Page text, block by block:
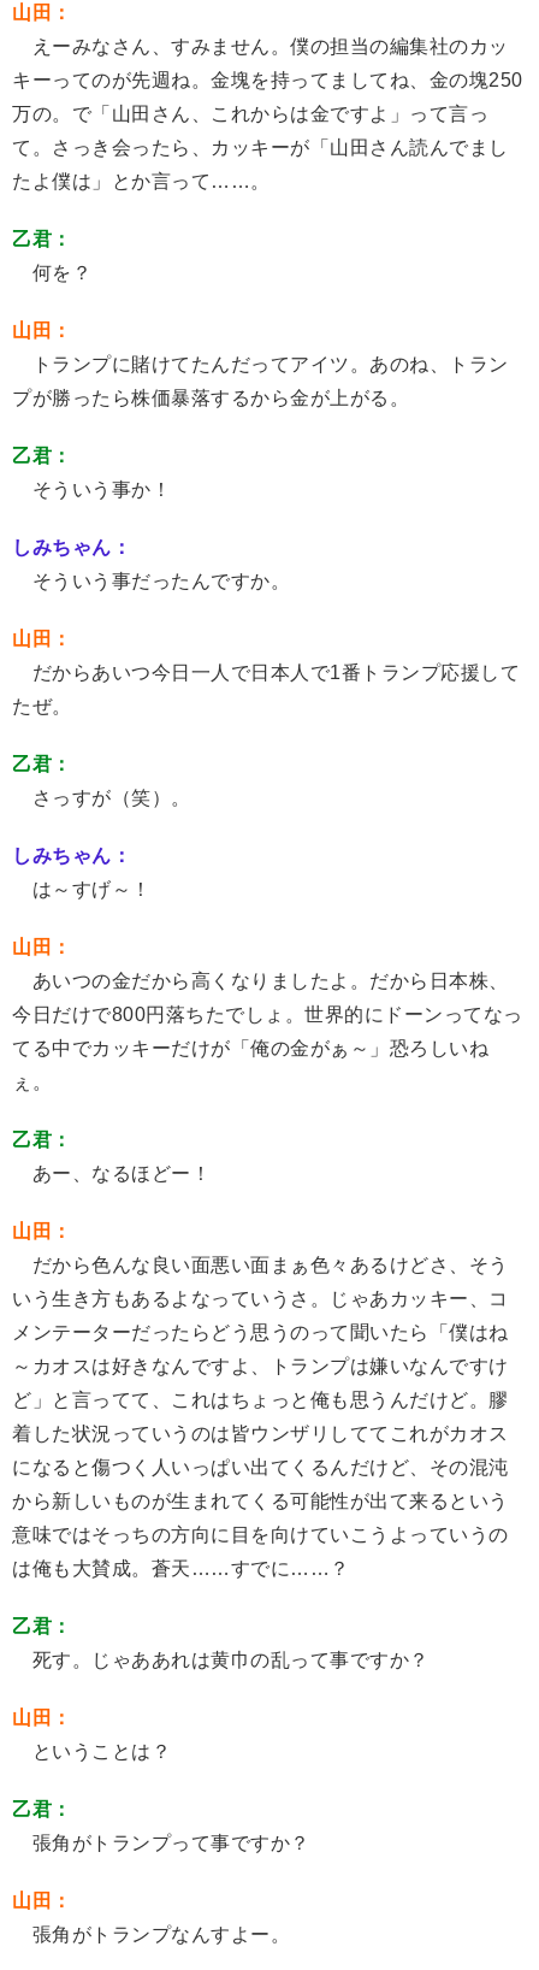
山田：
えーみなさん、すみません。僕の担当の編集社のカッ
キーってのが先週ね。金塊を持ってましてね、金の塊250
万の。で「山田さん、これからは金ですよ」って言っ
て。さっき会ったら、カッキーが「山田さん読んでまし
たよ僕は」とか言って……。
乙君：
何を？
山田：
トランプに賭けてたんだってアイツ。あのね、トラン
プが勝ったら株価暴落するから金が上がる。
乙君：
そういう事か！
しみちゃん：
そういう事だったんですか。
山田：
だからあいつ今日一人で日本人で1番トランプ応援して
たぜ。
乙君：
さっすが（笑）。
しみちゃん：
は～すげ～！
山田：
あいつの金だから高くなりましたよ。だから日本株、
今日だけで800円落ちたでしょ。世界的にドーンってなっ
てる中でカッキーだけが「俺の金がぁ～」恐ろしいね
ぇ。
乙君：
あー、なるほどー！
山田：
だから色んな良い面悪い面まぁ色々あるけどさ、そう
いう生き方もあるよなっていうさ。じゃあカッキー、コ
メンテーターだったらどう思うのって聞いたら「僕はね
～カオスは好きなんですよ、トランプは嫌いなんですけ
ど」と言ってて、これはちょっと俺も思うんだけど。膠
着した状況っていうのは皆ウンザリしててこれがカオス
になると傷つく人いっぱい出てくるんだけど、その混沌
から新しいものが生まれてくる可能性が出て来るという
意味ではそっちの方向に目を向けていこうよっていうの
は俺も大賛成。蒼天……すでに……？
乙君：
死す。じゃああれは黄巾の乱って事ですか？
山田：
ということは？
乙君：
張角がトランプって事ですか？
山田：
張角がトランプなんすよー。